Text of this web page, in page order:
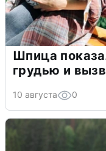
Шпица
грудью и
10 августа 0